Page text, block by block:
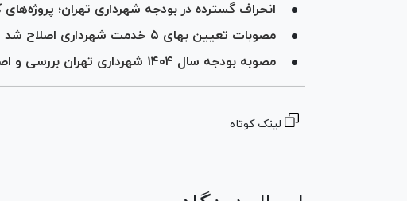
انحراف گسترده در بودجه شهرداری تهران؛
مصوبات تعیین بهای ۵ خدمت شهرداری اصلاح شد
مصوبه بودجه سال ۱۴۰۴ شهرداری تهران بررسی و اصلاحات اعمال شد
لینک کوتاه